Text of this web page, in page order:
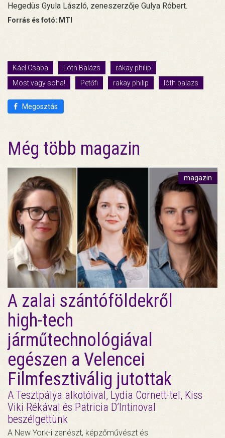
Hegedüs Gyula László, zeneszerzője Gulya Róbert.
Forrás és fotó: MTI
Káel Csaba Lóth Balázs
rákay philip
Most vagy soha!
Petőfi rakay philip lóth balazs
Megosztás
Még több magazin
magazin
A zalai szántóföldekről
high-tech
járműtechnológiával
egészen a Velencei
Filmfesztiválig jutottak
A Tesztpálya alkotóival, Lydia Cornett-tel, Kiss
Viki Rékával és Patricia D’Intinoval
beszélgettünk
A New York-i zenészt, képzőművészt és